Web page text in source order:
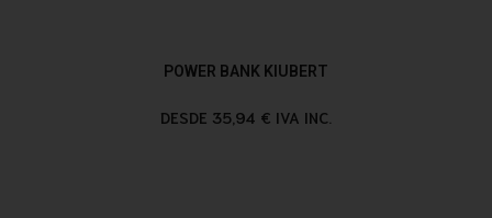
POWER BANK KIUBERT
DESDE 35,94 € IVA INC.